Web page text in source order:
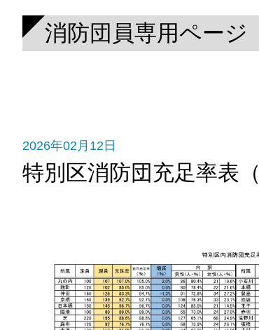
消防団員専用ページ
2026年02月12日
特別区消防団充足率表